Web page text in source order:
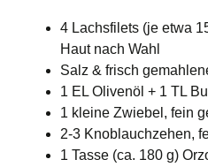
4 Lachsfilets (je etwa
Haut nach Wahl
Salz & frisch
1 EL Olivenöl + 1 TL
1 kleine Zwiebel, fein
2-3 Knoblauchzehen,
1 Tasse (ca. 180 g)